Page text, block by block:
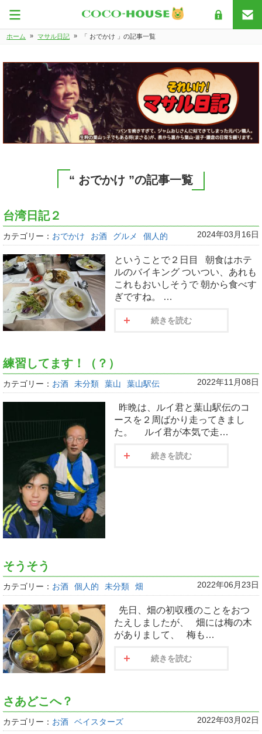
ホーム » マサル日記 » 「 おでかけ 」の記事一覧
“ おでかけ ”の記事一覧
台湾日記２
カテゴリー： おでかけ お酒 グルメ 個人的 2024年03月16日
ということで２日目 朝食はホテ
ルのバイキング ついつい、あれも
これもおいしそうで 朝から食べす
ぎですね。 …
続きを読む
練習してます！（？）
カテゴリー： お酒 未分類 葉山 葉山駅伝 2022年11月08日
昨晩は、ルイ君と葉山駅伝のコ
ースを２周ばかり走ってきまし
た。 ルイ君が本気で走…
続きを読む
そうそう
カテゴリー： お酒 個人的 未分類 畑 2022年06月23日
先日、畑の初収穫のことをおつ
たえしましたが、 畑には梅の木
がありまして、 梅も…
続きを読む
さあどこへ？
カテゴリー： お酒 ベイスターズ 2022年03月02日